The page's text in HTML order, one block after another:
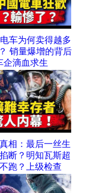
车为何卖得越多
销量爆增的背后
企滴血求生
相：最后一丝生
断？明知瓦斯超
跑？上级检查